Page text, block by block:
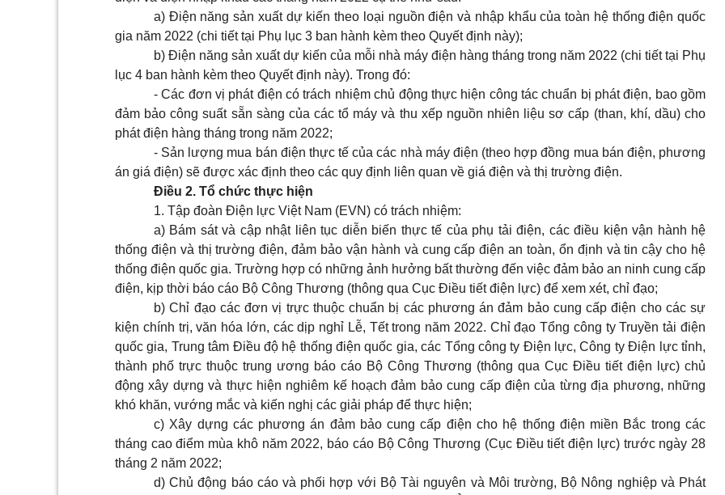
a) Điện năng sản xuất dự kiến theo loại nguồn điện và nhập khẩu của toàn hệ thống điện quốc
gia năm 2022 (chi tiết tại Phụ lục 3 ban hành kèm theo Quyết định này);
b) Điện năng sản xuất dự kiến của mỗi nhà máy điện hàng tháng trong năm 2022 (chi tiết tại Phụ
lục 4 ban hành kèm theo Quyết định này). Trong đó:
- Các đơn vị phát điện có trách nhiệm chủ động thực hiện công tác chuẩn bị phát điện, bao gồm
đảm bảo công suất sẵn sàng của các tổ máy và thu xếp nguồn nhiên liệu sơ cấp (than, khí, dầu) cho
phát điện hàng tháng trong năm 2022;
- Sản lượng mua bán điện thực tế của các nhà máy điện (theo hợp đồng mua bán điện, phương
án giá điện) sẽ được xác định theo các quy định liên quan về giá điện và thị trường điện.
Điều 2. Tổ chức thực hiện
1. Tập đoàn Điện lực Việt Nam (EVN) có trách nhiệm:
a) Bám sát và cập nhật liên tục diễn biến thực tế của phụ tải điện, các điều kiện vận hành hệ
thống điện và thị trường điện, đảm bảo vận hành và cung cấp điện an toàn, ổn định và tin cậy cho hệ
thống điện quốc gia. Trường hợp có những ảnh hưởng bất thường đến việc đảm bảo an ninh cung cấp
điện, kịp thời báo cáo Bộ Công Thương (thông qua Cục Điều tiếtđiện lực) để xem xét, chỉ đạo;
b) Chỉ đạo các đơn vị trực thuộc chuẩn bị các phương án đảm bảo cung cấp điện cho các sự
kiện chính trị, văn hóa lớn, các dịp nghỉ Lễ, Tết trong năm 2022. Chỉ đạo Tổng công ty Truyền tải điện
quốc gia, Trung tâm Điều độ hệ thống điện quốc gia, các Tổng công ty Điện lực, Công ty Điện lực tỉnh,
thành phố trực thuộc trung ương báo cáo Bộ Công Thương (thông qua Cục Điều tiết điện lực) chủ
động xây dựng và thực hiện nghiêm kế hoạch đảm bảo cung cấp điện của từng địa phương, những
khó khăn, vướng mắc và kiến nghị các giải pháp để thực hiện;
c) Xây dựng các phương án đảm bảo cung cấp điện cho hệ thống điện miền Bắc trong các
tháng cao điểm mùa khô năm 2022, báo cáo Bộ Công Thương (Cục Điều tiếtđiện lực) trước ngày 28
tháng 2 năm 2022;
d) Chủ động báo cáo và phối hợp với Bộ Tài nguyên và Môi trường, Bộ Nông nghiệp và Phát